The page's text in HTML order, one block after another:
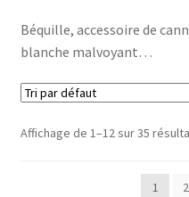
Fauteuil roulant
Scooter électrique
Béquille, accessoire de
blanche malvoyant…
Affichage de 1–12 sur 35
1 2